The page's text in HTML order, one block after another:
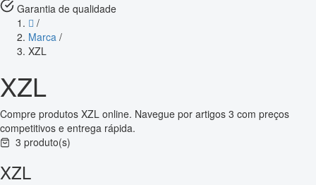
Garantia de qualidade
/
Marca /
XZL
XZL
Compre produtos XZL online. Navegue por artigos 3 com preços
competitivos e entrega rápida.
3 produto(s)
XZL